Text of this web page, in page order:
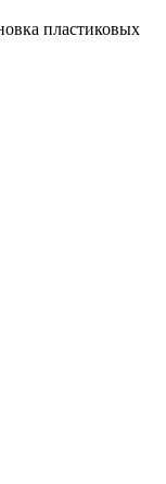
пластиковых